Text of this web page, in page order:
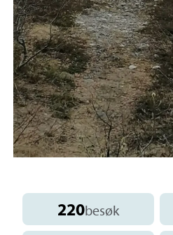
220besøk